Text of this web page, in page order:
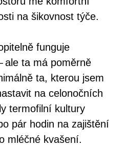
na šikovnost týče.
funguje
ta má poměrně
ta, kterou jsem
na celonočních
termofilní kultury
pár hodin na zajištění
mléčné kvašení.